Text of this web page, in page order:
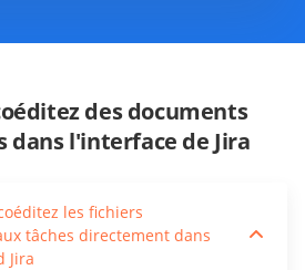
des documents
dans l'interface de Jira
les fichiers
tâches directement dans
Jira